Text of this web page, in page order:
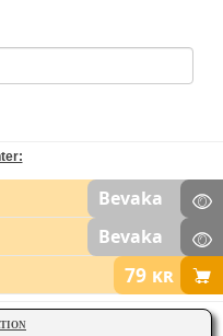
Bevaka
Bevaka
79 kr